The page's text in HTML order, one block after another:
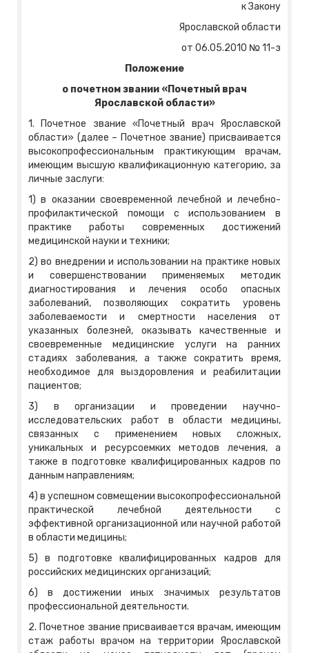
к Закону
Ярославской области
от 06.05.2010 № 11-з
Положение
о почетном звании «Почетный врач
Ярославской области»
1. Почетное звание «Почетный врач Ярославской
области» (далее – Почетное звание) присваивается
высокопрофессиональным практикующим врачам,
имеющим высшую квалификационную категорию, за
личные заслуги:
1) в оказании своевременной лечебной и лечебно-
профилактической помощи с использованием в
практике работы современных достижений
медицинской науки и техники;
2) во внедрении и использовании на практике новых
и совершенствовании применяемых методик
диагностирования и лечения особо опасных
заболеваний, позволяющих сократить уровень
заболеваемости и смертности населения от
указанных болезней, оказывать качественные и
своевременные медицинские услуги на ранних
стадиях заболевания, а также сократить время,
необходимое для выздоровления и реабилитации
пациентов;
3) в организации и проведении научно-
исследовательских работ в области медицины,
связанных с применением новых сложных,
уникальных и ресурсоемких методов лечения, а
также в подготовке квалифицированных кадров по
данным направлениям;
4) в успешном совмещении высокопрофессиональной
практической лечебной деятельности с
эффективной организационной или научной работой
в области медицины;
5) в подготовке квалифицированных кадров для
российских медицинских организаций;
6) в достижении иных значимых результатов
профессиональной деятельности.
2. Почетное звание присваивается врачам, имеющим
стаж работы врачом на территории Ярославской